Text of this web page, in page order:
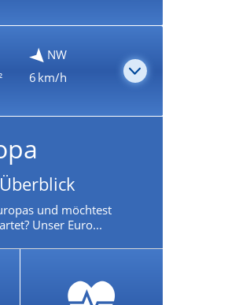
NW
6 km/h
und möchtest
Unser Euro...